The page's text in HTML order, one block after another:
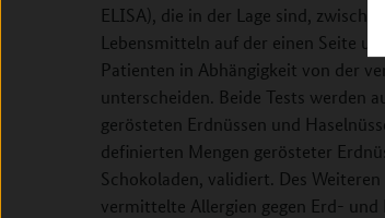
ELISA), die in der Lage sind,
Lebensmitteln auf der einen Seite
Patienten in Abhängigkeit von der
unterscheiden. Beide Tests werden
gerösteten Erdnüssen und
definierten Mengen gerösteter
Schokoladen, validiert. Des
vermittelte Allergien gegen Erd-